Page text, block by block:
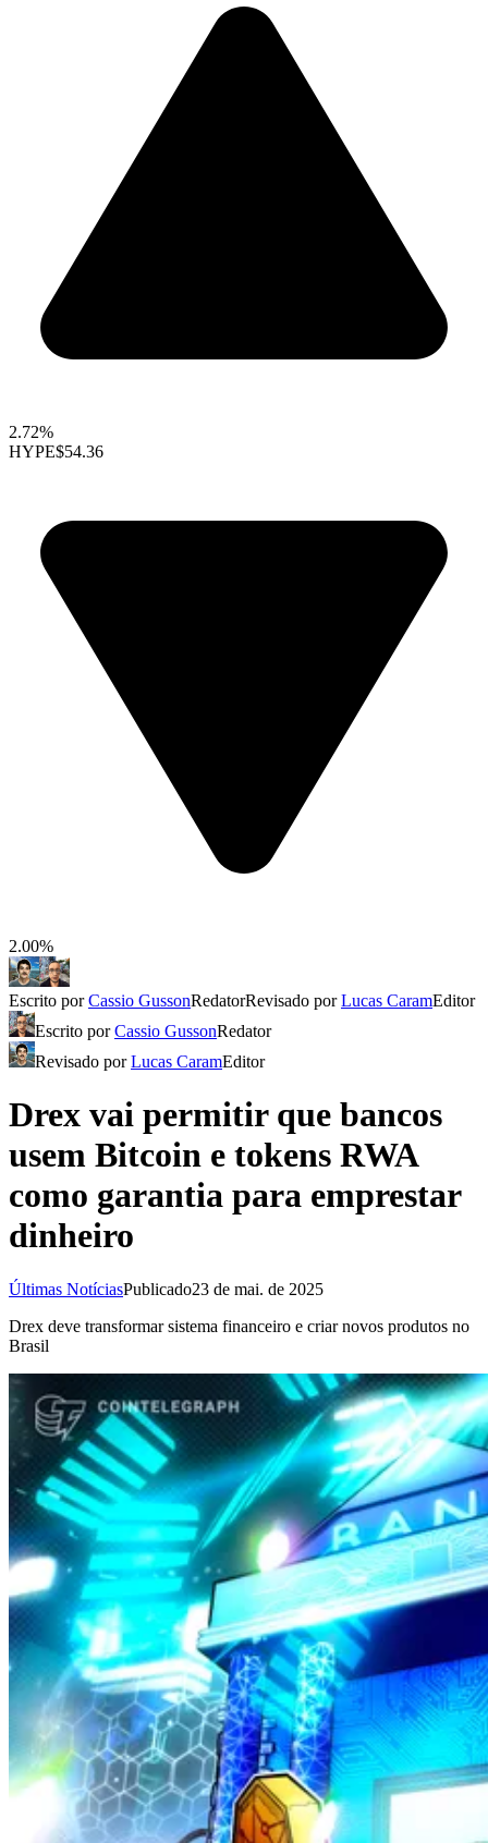
2.72%
HYPE$54.36
2.00%
Escrito porCassio GussonRedatorRevisado porLucas CaramEditor
Escrito porCassio GussonRedator
Revisado porLucas CaramEditor
Drex vai permitir que bancos
usem Bitcoin e tokens RWA
como garantia para emprestar
dinheiro
Últimas NotíciasPublicado23 de mai. de 2025
Drex deve transformar sistema financeiro e criar novos produtos no
Brasil